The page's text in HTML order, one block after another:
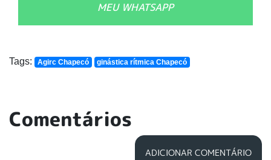
MEU WHATSAPP
Tags: Agirc Chapecó ginástica rítmica Chapecó
Comentários
ADICIONAR COMENTÁRIO